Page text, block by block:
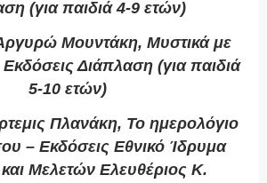
(για παιδιά 4-9 ετών)
Μουντάκη, Μυστικά με
Διάπλαση (για παιδιά
5-10 ετών)
Πλανάκη, Το ημερολόγιο
– Εκδόσεις Εθνικό Ίδρυμα
Μελετών Ελευθέριος Κ.